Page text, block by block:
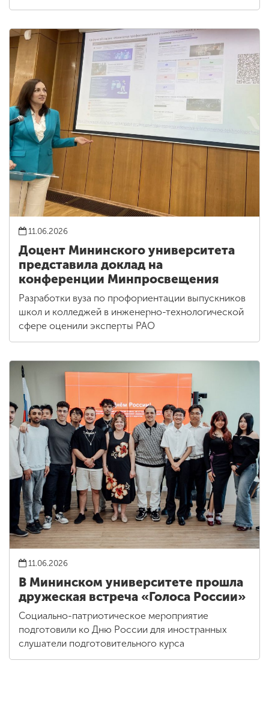
11.06.2026
Доцент Мининского университета
представила доклад на
конференции Минпросвещения
Разработки вуза по профориентации выпускников
школ и колледжей в инженерно-технологической
сфере оценили эксперты РАО
11.06.2026
В Мининском университете прошла
дружеская встреча «Голоса России»
Социально-патриотическое мероприятие
подготовили ко Дню России для иностранных
слушатели подготовительного курса